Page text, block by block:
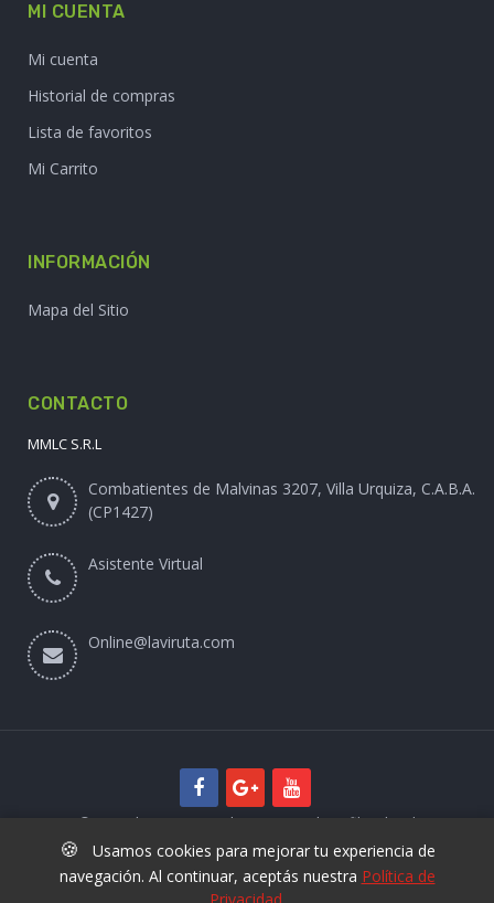
MI CUENTA
Mi cuenta
Historial de compras
Lista de favoritos
Mi Carrito
INFORMACIÓN
Mapa del Sitio
CONTACTO
MMLC S.R.L
Combatientes de Malvinas 3207, Villa Urquiza, C.A.B.A.
(CP1427)
Asistente Virtual
Online@laviruta.com
© 2025 laviruta.com | Diseño web SofihaCloud
🍪
Usamos cookies para mejorar tu experiencia de
navegación. Al continuar, aceptás nuestra Política de